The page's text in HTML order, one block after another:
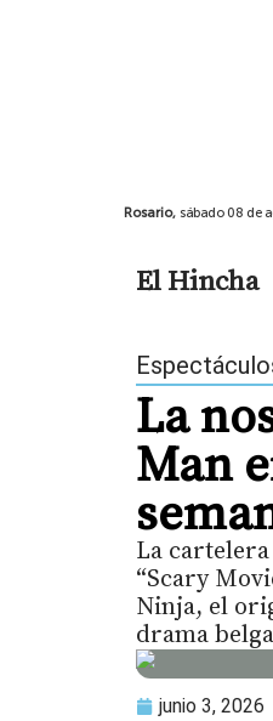
Rosario, sábado 08 de
El Hincha
La
Man
La
“Scary
Ninja, el
drama
junio 3, 2026